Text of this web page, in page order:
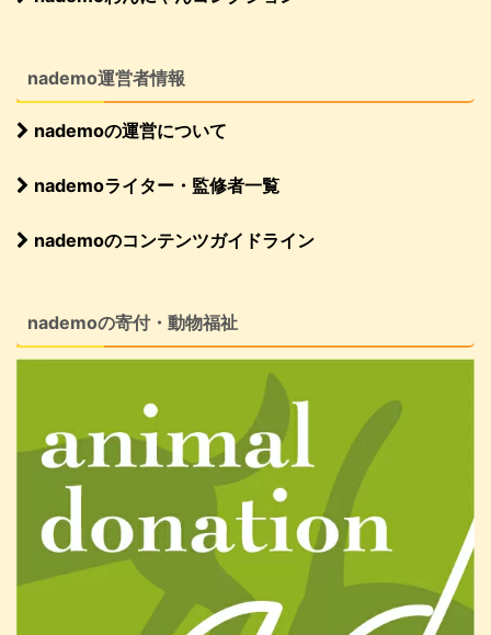
nademo運営者情報
nademoの運営について
nademoライター・監修者一覧
nademoのコンテンツガイドライン
nademoの寄付・動物福祉